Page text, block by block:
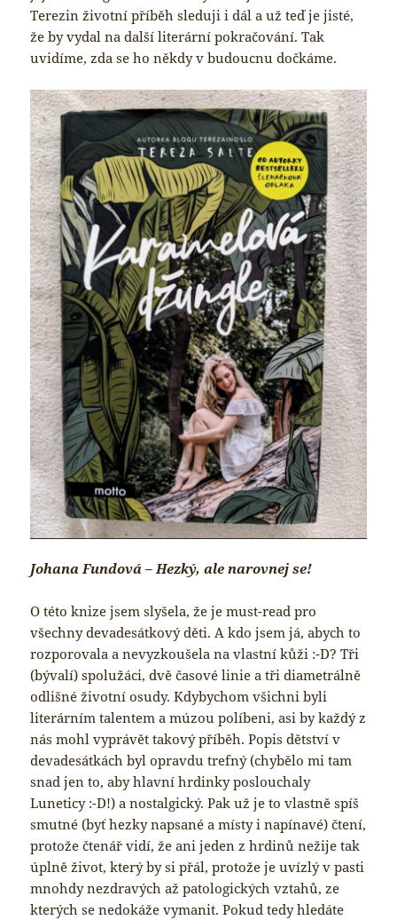
Terezin životní příběh sleduji i dál a už teď je jisté,
že by vydal na další literární pokračování. Tak
uvidíme, zda se ho někdy v budoucnu dočkáme.
Johana Fundová – Hezký, ale narovnej se!
O této knize jsem slyšela, že je must-read pro
všechny devadesátkový děti. A kdo jsem já, abych to
rozporovala a nevyzkoušela na vlastní kůži :-D? Tři
(bývalí) spolužáci, dvě časové linie a tři diametrálně
odlišné životní osudy. Kdybychom všichni byli
literárním talentem a múzou políbeni, asi by každý z
nás mohl vyprávět takový příběh. Popis dětství v
devadesátkách byl opravdu trefný (chybělo mi tam
snad jen to, aby hlavní hrdinky poslouchaly
Luneticy :-D!) a nostalgický. Pak už je to vlastně spíš
smutné (byť hezky napsané a místy i napínavé) čtení,
protože čtenář vidí, že ani jeden z hrdinů nežije tak
úplně život, který by si přál, protože je uvízlý v pasti
mnohdy nezdravých až patologických vztahů, ze
kterých se nedokáže vymanit. Pokud tedy hledáte